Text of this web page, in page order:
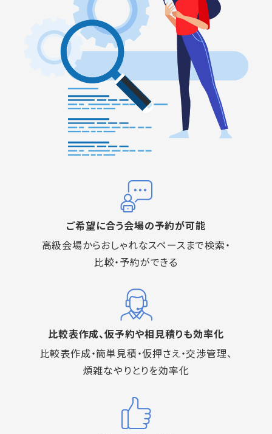
ご希望に合う会場の予約が可能
高級会場からおしゃれなスペースまで検索・
比較・予約ができる
比較表作成、仮予約や相見積りも効率化
比較表作成・簡単見積・仮押さえ・交渉管理、
煩雑なやりとりを効率化